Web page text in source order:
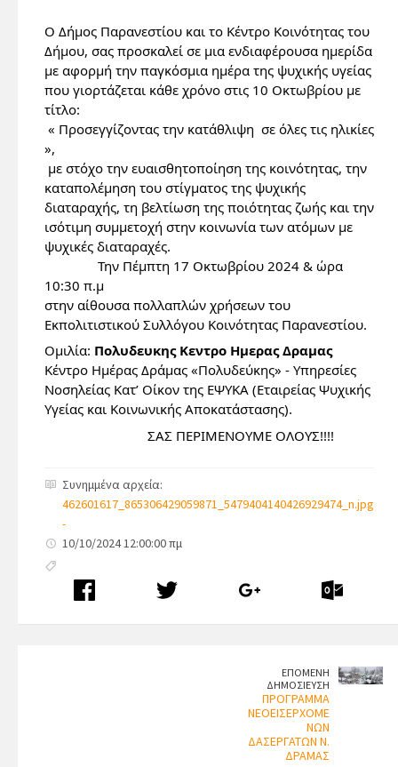
Ο Δήμος Παρανεστίου και το Κέντρο Κοινότητας του
Δήμου, σας προσκαλεί σε μια ενδιαφέρουσα ημερίδα
με αφορμή την παγκόσμια ημέρα της ψυχικής υγείας
που γιορτάζεται κάθε χρόνο στις 10 Οκτωβρίου με
τίτλο:
»,
καταπολέμηση του στίγματος της ψυχικής
διαταραχής, τη βελτίωση της ποιότητας ζωής και την
ισότιμη συμμετοχή στην κοινωνία των ατόμων με
ψυχικές διαταραχές.
10:30 π.μ
στην αίθουσα πολλαπλών χρήσεων του
Εκπολιτιστικού Συλλόγου Κοινότητας Παρανεστίου.
Ομιλία: Πολυδευκης Κεντρο Ημερας Δραμας
Κέντρο Ημέρας Δράμας «Πολυδεύκης» - Υπηρεσίες
Νοσηλείας Κατ’ Οίκον της ΕΨΥΚΑ (Εταιρείας Ψυχικής
Υγείας και Κοινωνικής Αποκατάστασης).
                             ΣΑΣ ΠΕΡΙΜΕΝΟΥΜΕ ΟΛΟΥΣ!!!!
Συνημμένα αρχεία:
462601617_865306429059871_5479404140426929474_n.jpg
-
10/10/2024 12:00:00 πμ
ΕΠΟΜΕΝΗ
ΔΗΜΟΣΙΕΥΣΗ
ΠΡΟΓΡΑΜΜΑ
ΝΕΟΕΙΣΕΡΧΟΜΕ
ΝΩΝ
ΔΑΣΕΡΓΑΤΩΝ Ν.
ΔΡΑΜΑΣ